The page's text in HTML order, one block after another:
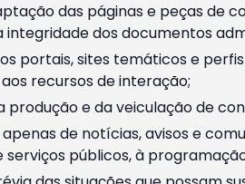
das páginas e peças de
integridade dos documentos
portais, sites temáticos e
recursos de interação;
produção e da veiculação de
de notícias, avisos e
serviços públicos, à